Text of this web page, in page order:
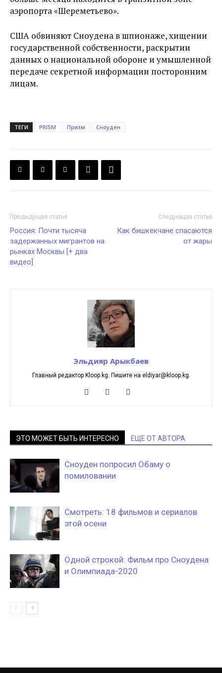
аэропорта «Шереметьево».
США обвиняют Сноудена в шпионаже, хищении
государственной собственности, раскрытии
данных о национальной обороне и умышленной
передаче секретной информации посторонним
лицам.
ТЕГИ PRISM Призм Сноуден
Предыдущая статья
Россия: Почти тысяча
задержанных мигрантов на
рынках Москвы [+ два
видео]
Следующая статья
Как бишкекчане спасаются
от жары
Эльдияр Арыкбаев
Главный редактор Kloop.kg. Пишите на eldiyar@kloop.kg.
ЭТО МОЖЕТ БЫТЬ ИНТЕРЕСНО ЕЩЕ ОТ АВТОРА
Сноуден попросил Обаму о
помиловании
Смотреть: 18 фильмов и сериалов
этой осени
Одной строкой: Фильм про Сноудена
и Олимпиада-2020